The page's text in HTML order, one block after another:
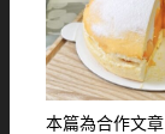
本篇為合作文章